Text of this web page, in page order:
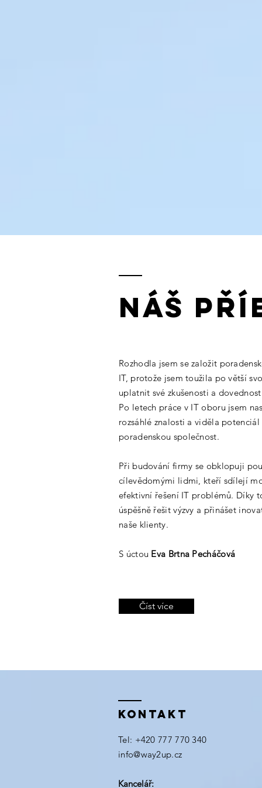
Náš
Rozhodla jsem se založit
IT, protože jsem toužila po větší
uplatnit své zkušenosti a
Po letech práce v IT oboru jsem
rozsáhlé znalosti a viděla
poradenskou společnost.
Při budování firmy se obklopuji
cílevědomými lidmi, kteří sdílejí
efektivní řešení IT problémů. Díky
úspěšně řešit výzvy a přinášet
naše klienty.
S úctou Eva Brtna Pecháčová
Číst více
Kontakt
Tel: +420 777 770 340​
info@way2up.cz
Kancelář: